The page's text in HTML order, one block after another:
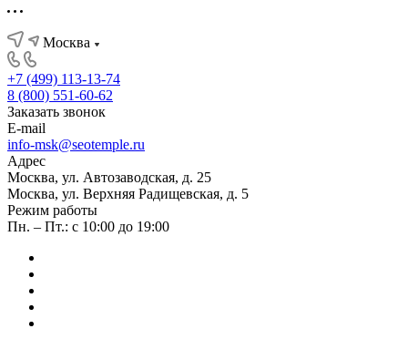
Москва
+7 (499) 113-13-74
8 (800) 551-60-62
Заказать звонок
E-mail
info-msk@seotemple.ru
Адрес
Москва, ул. Автозаводская, д. 25
Москва, ул. Верхняя Радищевская, д. 5
Режим работы
Пн. – Пт.: с 10:00 до 19:00